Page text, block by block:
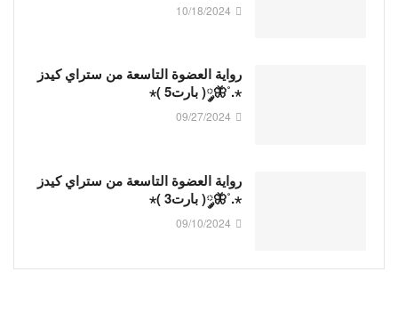
10/18/2024
رواية العضوة التاسعة من ستراي كيدز
⋆.˚🦋༘( بارت5 )⋆
09/27/2024
رواية العضوة التاسعة من ستراي كيدز
⋆.˚🦋༘( بارت3 )⋆
09/10/2024